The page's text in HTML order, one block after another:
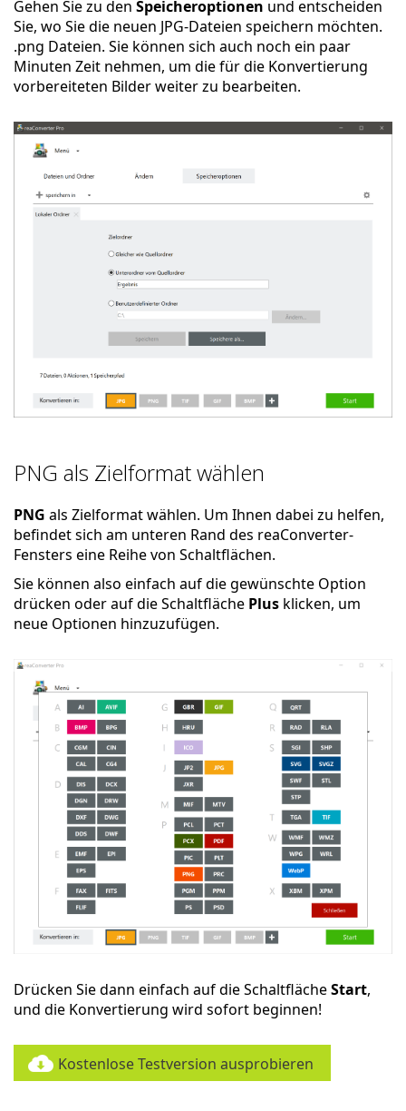
Gehen Sie zu den Speicheroptionen und entscheiden
Sie, wo Sie die neuen JPG-Dateien speichern möchten.
.png Dateien. Sie können sich auch noch ein paar
Minuten Zeit nehmen, um die für die Konvertierung
vorbereiteten Bilder weiter zu bearbeiten.
PNG als Zielformat wählen
PNG als Zielformat wählen. Um Ihnen dabei zu helfen,
befindet sich am unteren Rand des reaConverter-
Fensters eine Reihe von Schaltflächen.
Sie können also einfach auf die gewünschte Option
drücken oder auf die Schaltfläche Plus klicken, um
neue Optionen hinzuzufügen.
Drücken Sie dann einfach auf die SchaltflächeStart,
und die Konvertierung wird sofort beginnen!
Kostenlose Testversion ausprobieren